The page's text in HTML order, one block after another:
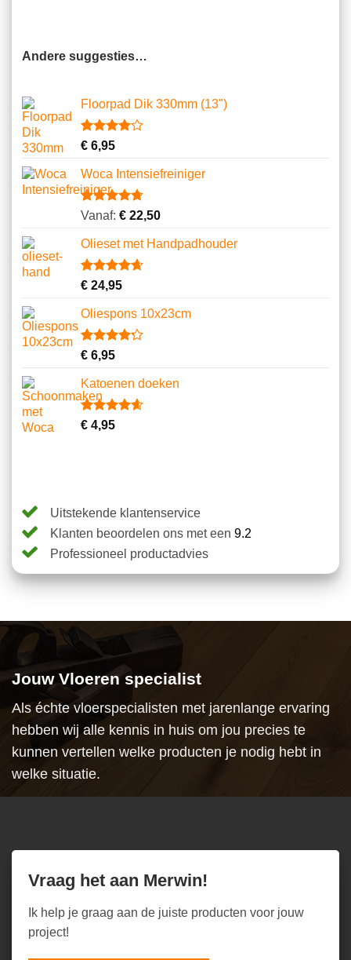
Andere suggesties…
Floorpad Dik 330mm (13")
Gewaardeerd
5
gebaseerd
op
1
€6,95
Woca Intensiefreiniger
Gewaardeerd
gebaseerd
op
8
klantbeoordelingen
Vanaf: €22,50
Olieset met Handpadhouder
Gewaardeerd
gebaseerd
op
11
klantbeoordelingen
€24,95
Oliespons 10x23cm
Gewaardeerd
gebaseerd
op
9
klantbeoordelingen
€6,95
Katoenen doeken
Gewaardeerd
13
€4,95
Uitstekende klantenservice
Klanten beoordelen ons met een 9.2
Professioneel productadvies
Jouw Vloeren specialist
Als échte vloerspecialisten met jarenlange ervaring
hebben wij alle kennis in huis om jou precies te
kunnen vertellen welke producten je nodig hebt in
welke situatie.
Vraag het aan Merwin!
Ik help je graag aan de juiste producten voor jouw
project!